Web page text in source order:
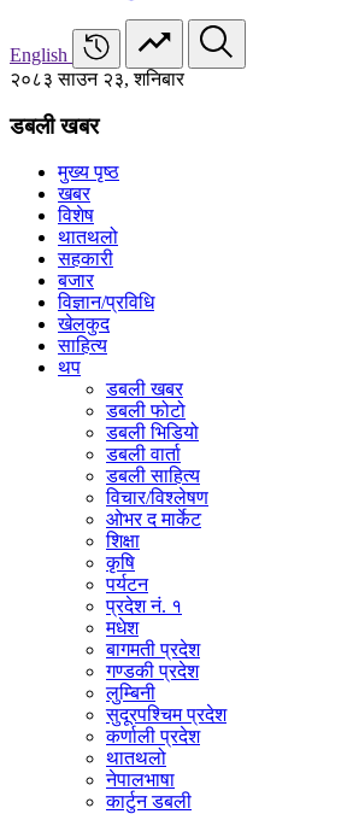
English
२०८३ साउन २३, शनिबार
डबली खबर
मुख्य पृष्ठ
खबर
विशेष
थातथलो
सहकारी
बजार
विज्ञान/प्रविधि
खेलकुद
साहित्य
थप
डबली खबर
डबली फोटो
डबली भिडियो
डबली वार्ता
डबली साहित्य
विचार/विश्‍लेषण
ओभर द मार्केट
शिक्षा
कृषि
पर्यटन
प्रदेश नं. १
मधेश
बागमती प्रदेश
गण्डकी प्रदेश
लुम्बिनी
सुदूरपश्चिम प्रदेश
कर्णाली प्रदेश
थातथलो
नेपालभाषा
कार्टुन डबली